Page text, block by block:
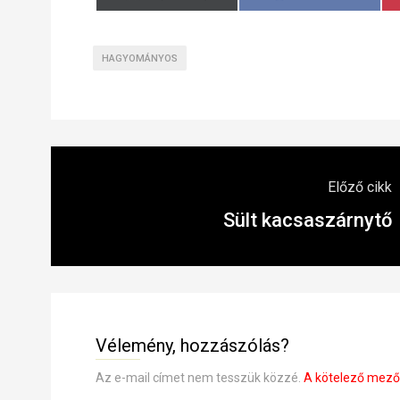
HAGYOMÁNYOS
Előző cikk
Sült kacsaszárnytő
Vélemény, hozzászólás?
Az e-mail címet nem tesszük közzé. A kötelező